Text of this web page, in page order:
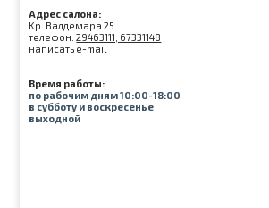
Адрес салона:
Kр. Валдемара 25
телефон:29463111, 67331148
написать e-mail
Время работы:
по рабочим дням 10:00-18:00
в субботу и воскресенье
выходной